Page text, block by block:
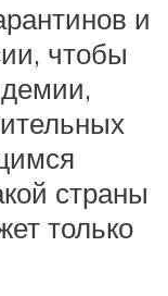
и
чтобы
страны
только